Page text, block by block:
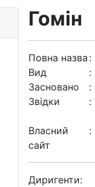
Гомін
Повна назва :
Вид
:
Засновано
:
Звідки
:
Власний
сайт
:
Диригенти: